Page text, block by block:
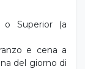
o Superior (a
e cena a
del giorno di